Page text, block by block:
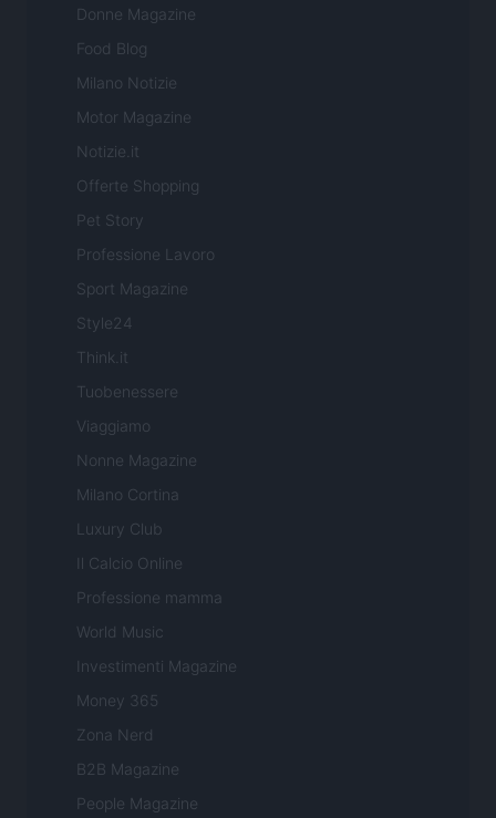
Donne Magazine
Food Blog
Milano Notizie
Motor Magazine
Notizie.it
Offerte Shopping
Pet Story
Professione Lavoro
Sport Magazine
Style24
Think.it
Tuobenessere
Viaggiamo
Nonne Magazine
Milano Cortina
Luxury Club
Il Calcio Online
Professione mamma
World Music
Investimenti Magazine
Money 365
Zona Nerd
B2B Magazine
People Magazine